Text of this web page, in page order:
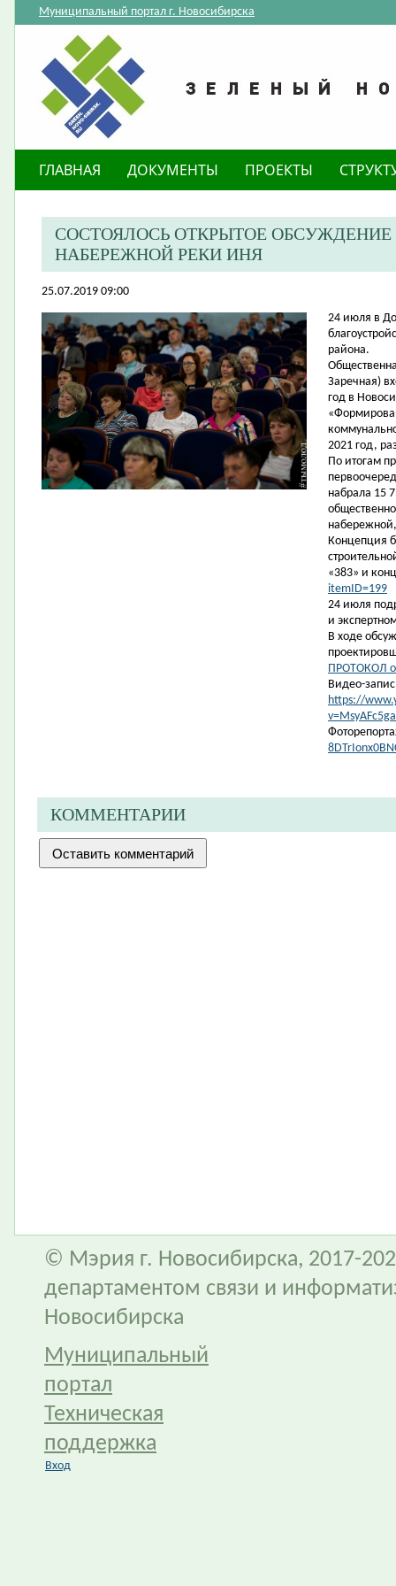
Муниципальный портал г. Новосибирска
ГЛАВНАЯ ДОКУМЕНТЫ ПРОЕКТЫ
СОСТОЯЛОСЬ ОТКРЫТОЕ
НАБЕРЕЖНОЙ РЕКИ ИНЯ
25.07.2019 09:00
24 июля в
района.
Заречная)
год в
2021 год,
По итогам
набрала 15
Концепция
«383» и
itemID=199
24 июля
и
В ходе
ПРОТОКОЛ
Видео-
https://
КОММЕНТАРИИ
© Мэрия г. Новосибирска, 2017-
департаментом связи и
Новосибирска
Муниципальный
портал
Техническая
поддержка
Вход